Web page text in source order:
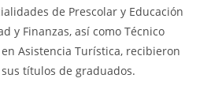
de Prescolar y Educación
y Finanzas, así como Técnico
Asistencia Turística, recibieron
títulos de graduados.